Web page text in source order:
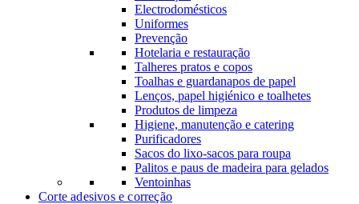
Electrodomésticos
Uniformes
Prevenção
Hotelaria e restauração
Talheres pratos e copos
Toalhas e guardanapos de papel
Lenços, papel higiénico e toalhetes
Produtos de limpeza
Higiene, manutenção e catering
Purificadores
Sacos do lixo-sacos para roupa
Palitos e paus de madeira para gelados
Ventoinhas
Corte adesivos e correção